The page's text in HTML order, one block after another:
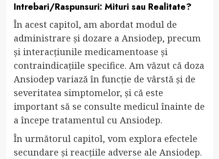
Intrebari/Raspunsuri: Mituri sau Realitate?
În acest capitol, am abordat modul de
administrare și dozare a Ansiodep, precum
și interacțiunile medicamentoase și
contraindicațiile specifice. Am văzut că doza
Ansiodep variază în funcție de vârstă și de
severitatea simptomelor, și că este
important să se consulte medicul înainte de
a începe tratamentul cu Ansiodep.
În următorul capitol, vom explora efectele
secundare și reacțiile adverse ale Ansiodep.